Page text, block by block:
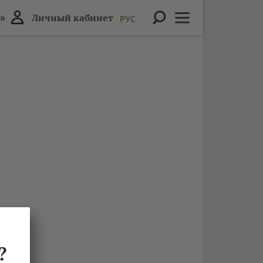
Личный кабинет РУС